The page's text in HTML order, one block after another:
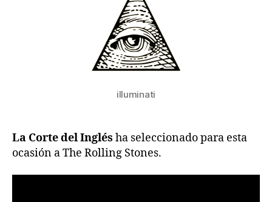
illuminati
La Corte del Inglés ha seleccionado para esta
ocasión a The Rolling Stones.